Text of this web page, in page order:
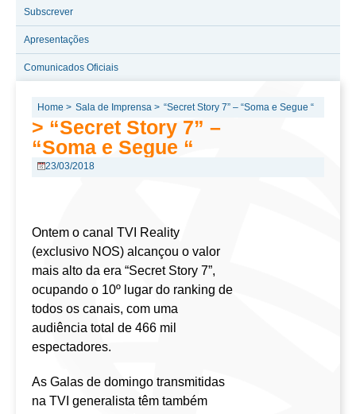
Subscrever
Apresentações
Comunicados Oficiais
Home > Sala de Imprensa > “Secret Story 7” – “Soma e Segue “
> “Secret Story 7” –
“Soma e Segue “
23/03/2018
Ontem o canal TVI Reality
(exclusivo NOS) alcançou o valor
mais alto da era “Secret Story 7”,
ocupando o 10º lugar do ranking de
todos os canais, com uma
audiência total de 466 mil
espectadores.
As Galas de domingo transmitidas
na TVI generalista têm também